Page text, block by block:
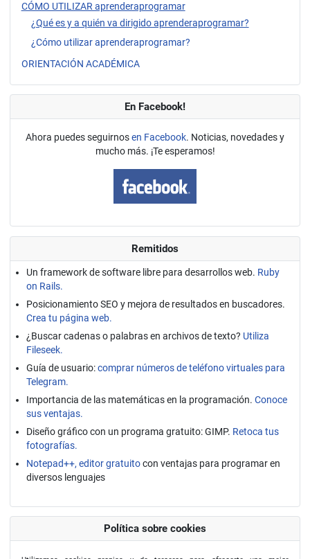
CÓMO UTILIZAR aprenderaprogramar
¿Qué es y a quién va dirigido aprenderaprogramar?
¿Cómo utilizar aprenderaprogramar?
ORIENTACIÓN ACADÉMICA
En Facebook!
Ahora puedes seguirnosen Facebook. Noticias, novedades y
mucho más. ¡Te esperamos!
Remitidos
Un framework de software libre para desarrollos web. Ruby
on Rails.
Posicionamiento SEO y mejora de resultados en buscadores.
Crea tu página web.
¿Buscar cadenas o palabras en archivos de texto? Utiliza
Fileseek.
Guía de usuario:comprar números de teléfono virtuales para
Telegram.
Importancia de las matemáticas en la programación. Conoce
sus ventajas.
Diseño gráfico con un programa gratuito: GIMP. Retoca tus
fotografías.
Notepad++, editor gratuitocon ventajas para programar en
diversos lenguajes
Política sobre cookies